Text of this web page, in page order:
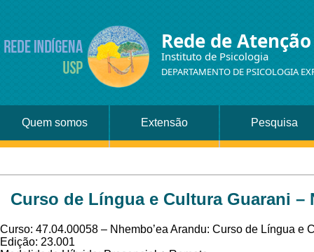
Rede de
Instituto de Psicologia
DEPARTAMENTO DE PSICOLOGIA
Quem somos Extensão Pesquisa
Curso de Língua e Cultura Guarani –
Curso: 47.04.00058 – Nhembo’ea Arandu: Curso de Língua e
Edição: 23.001